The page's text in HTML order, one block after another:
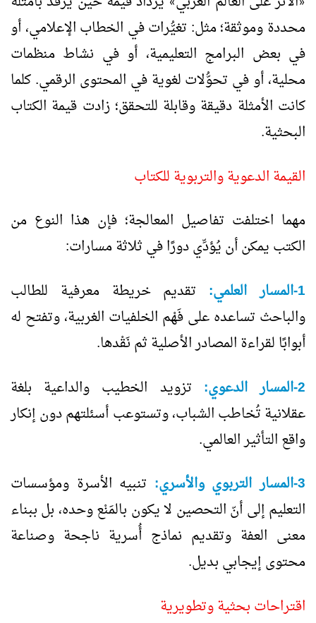
محددة وموثقة؛ مثل: تغيُّرات في الخطاب الإعلامي، أو
في بعض البرامج التعليمية، أو في نشاط منظمات
محلية، أو في تحوُّلات لغوية في المحتوى الرقمي. كلما
كانت الأمثلة دقيقة وقابلة للتحقق؛ زادت قيمة الكتاب
البحثية.
القيمة الدعوية والتربوية للكتاب
مهما اختلفت تفاصيل المعالجة؛ فإن هذا النوع من
الكتب يمكن أن يُؤدِّي دورًا في ثلاثة مسارات:
1-المسار العلمي:
تقديم خريطة معرفية للطالب
والباحث تساعده على فَهْم الخلفيات الغربية، وتفتح له
أبوابًا لقراءة المصادر الأصلية ثم نَقْدها.
2-المسار الدعوي:
تزويد الخطيب والداعية بلغة
عقلانية تُخاطب الشباب، وتستوعب أسئلتهم دون إنكار
واقع التأثير العالمي.
3-المسار التربوي والأسري:
تنبيه الأسرة ومؤسسات
التعليم إلى أنّ التحصين لا يكون بالمَنْع وحده، بل ببناء
معنى العفة وتقديم نماذج أُسرية ناجحة وصناعة
محتوى إيجابي بديل.
اقتراحات بحثية وتطويرية